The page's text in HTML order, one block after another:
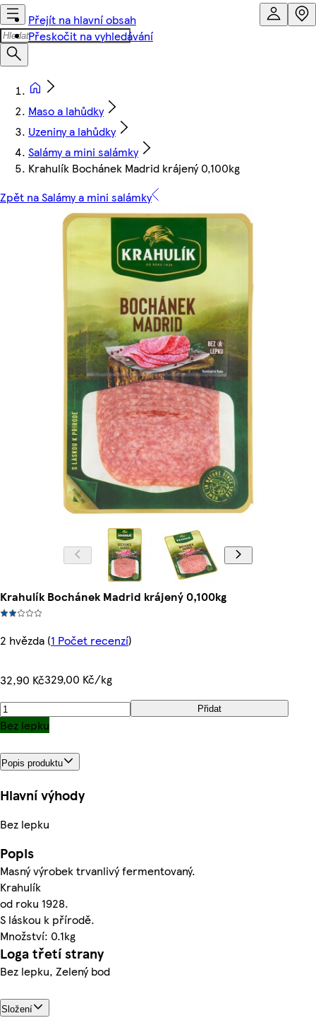
Přejít na hlavní obsah
Přeskočit na vyhledávání
Maso a lahůdky
Uzeniny a lahůdky
Salámy a mini salámky
Krahulík Bochánek Madrid krájený 0,100kg
Zpět na Salámy a mini salámky
Krahulík Bochánek Madrid krájený 0,100kg
2 hvězda (1 Počet recenzí)
32,90 Kč329,00 Kč/kg
Přidat
Bez lepku
Popis produktu
Hlavní výhody
Bez lepku
Popis
Masný výrobek trvanlivý fermentovaný.
Krahulík
od roku 1928.
S láskou k přírodě.
Množství: 0.1kg
Loga třetí strany
Bez lepku, Zelený bod
Složení